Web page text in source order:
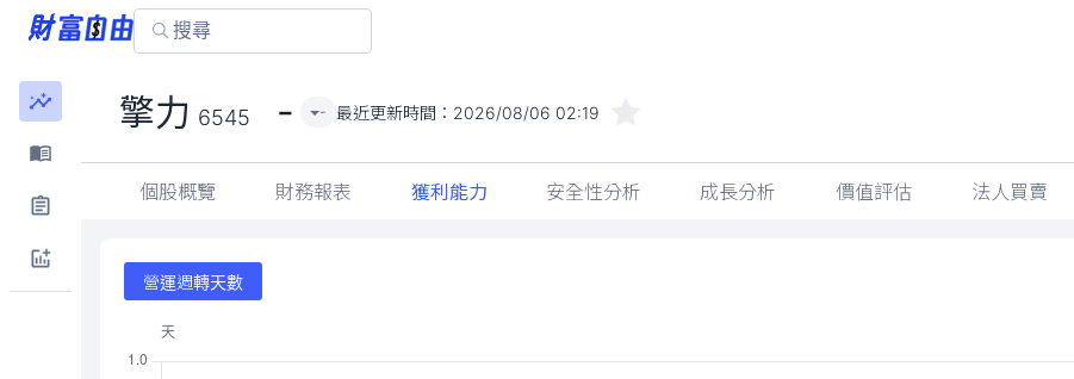
擎力 6545 - - 最近更新時間： 2026/08/06 02:19
個股概覽 財務報表 獲利能力 安全性分析 成長分析 價值評估 法人買賣
營運週轉天數